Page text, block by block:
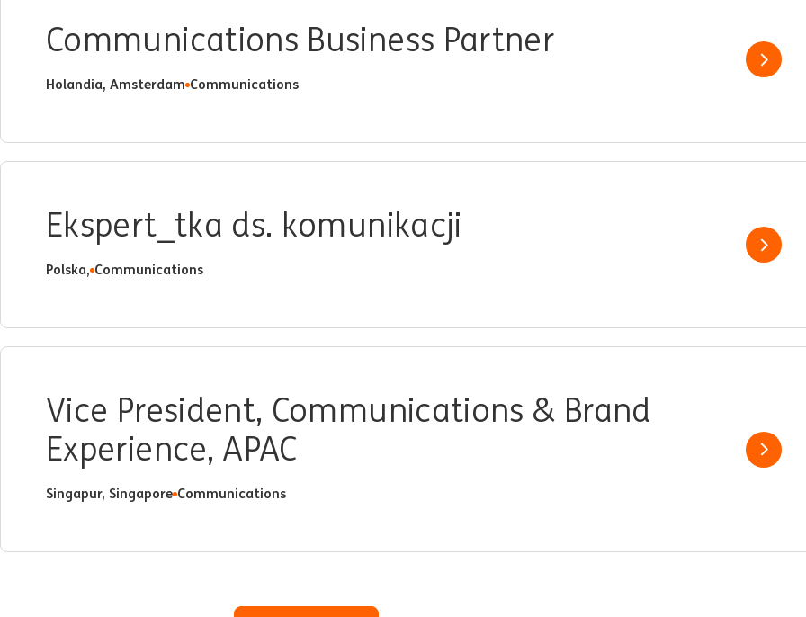
Communications Business Partner
Holandia, Amsterdam Communications
Show
Ekspert_tka ds. komunikacji
Polska, Communications
Show
Vice President, Communications & Brand
Experience, APAC
Singapur, Singapore Communications
Show